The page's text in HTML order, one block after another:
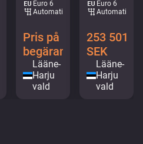
Euro 6
Automatisk
Pris på
begäran
Lääne-
Harju
vald
Euro 6
Automatisk
253 501
SEK
Lääne-
Harju
vald